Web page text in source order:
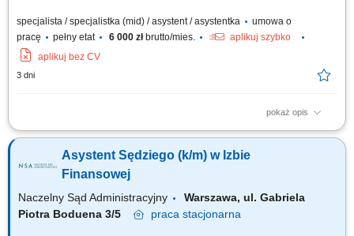
specjalista / specjalistka (mid) / asystent / asystentka
umowa o
pracę
pełny etat 6 000 złbrutto/mies.
aplikuj szybko
aplikuj bez CV
3 dni
pokaż opis
Responsibilities: Answering and directing phone calls, emails, and other
Assisting in scheduling meetings, appointments, and managing
calendars. Performing data entry tasks, updating records, and generating
Asystent Sędziego (k/m) w Izbie
Finansowej
Naczelny Sąd Administracyjny
Warszawa, ul. Gabriela
Piotra Boduena 3/5
praca stacjonarna